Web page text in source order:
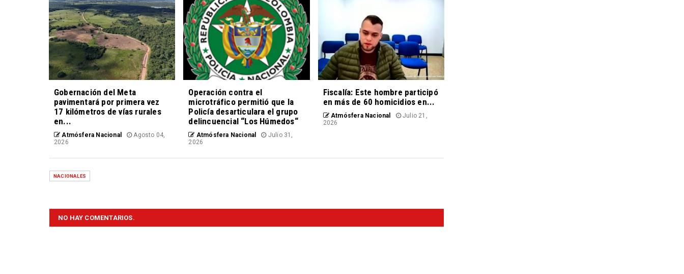
Gobernación del Meta
pavimentará por primera vez
17 kilómetros de vías rurales
en...
Atmósfera Nacional
Agosto 04,
2026
Operación contra el
microtráfico permitió que la
Policía desarticulara el grupo
delincuencial “Los Húmedos“
Atmósfera Nacional
Julio 31,
2026
Fiscalía: Este hombre participó
en más de 60 homicidios en...
Atmósfera Nacional
Julio 21,
2026
NACIONALES
NO HAY COMENTARIOS.